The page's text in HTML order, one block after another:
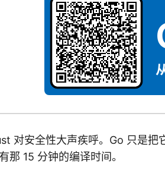
对安全性大声疾呼。Go 只是
那 15 分钟的编译时间。